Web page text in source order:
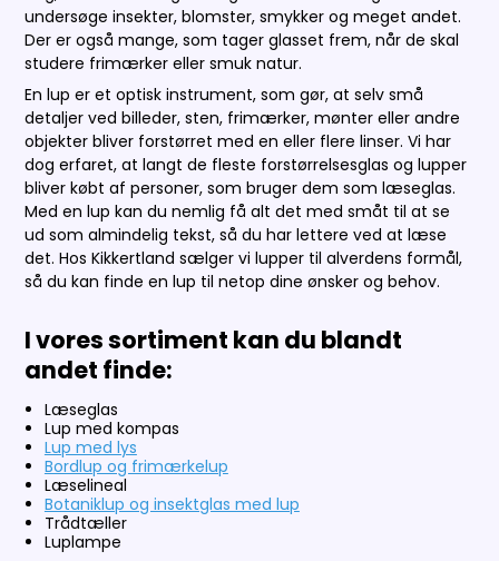
undersøge insekter, blomster, smykker og meget andet.
Der er også mange, som tager glasset frem, når de skal
studere frimærker eller smuk natur.
En lup er et optisk instrument, som gør, at selv små
detaljer ved billeder, sten, frimærker, mønter eller andre
objekter bliver forstørret med en eller flere linser. Vi har
dog erfaret, at langt de fleste forstørrelsesglas og lupper
bliver købt af personer, som bruger dem som læseglas.
Med en lup kan du nemlig få alt det med småt til at se
ud som almindelig tekst, så du har lettere ved at læse
det. Hos Kikkertland sælger vi lupper til alverdens formål,
så du kan finde en lup til netop dine ønsker og behov.
I vores sortiment kan du blandt
andet finde:
Læseglas
Lup med kompas
Lup med lys
Bordlup og frimærkelup
Læselineal
Botaniklup og insektglas med lup
Trådtæller
Luplampe